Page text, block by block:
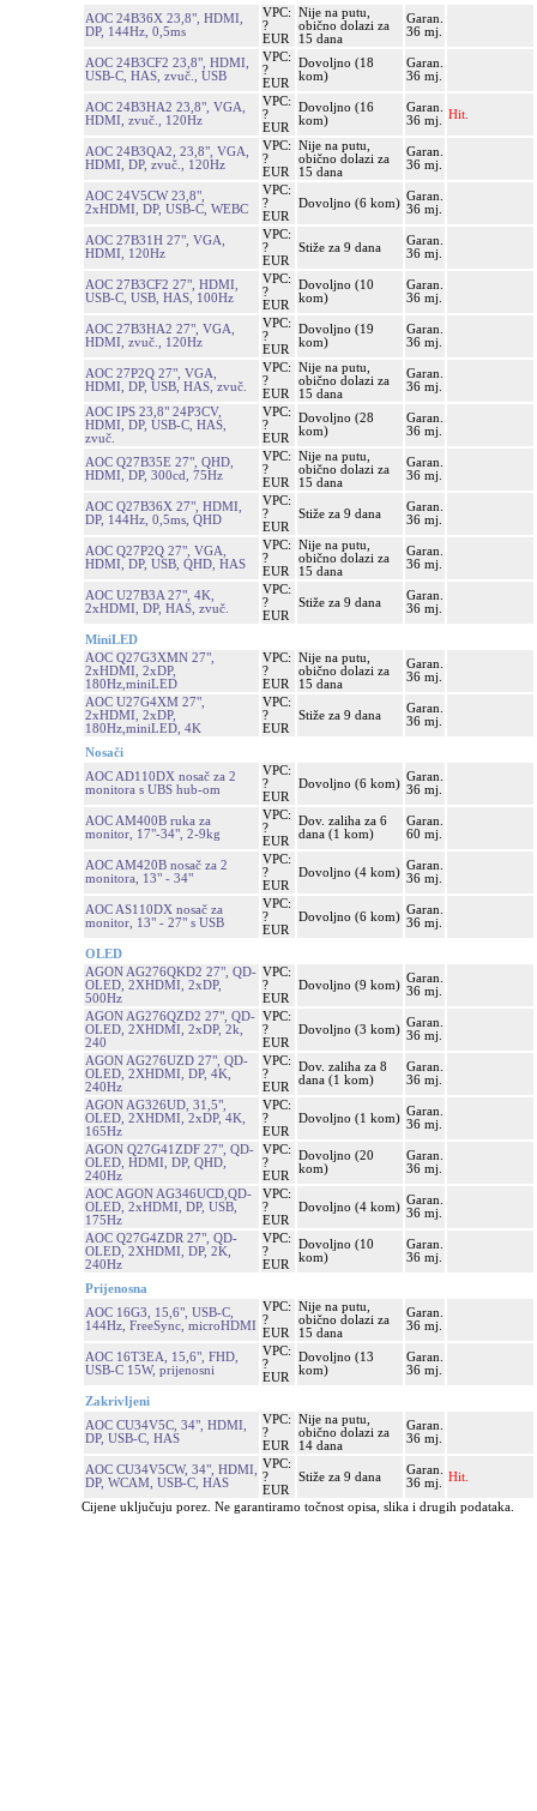
AOC 24B36X 23,8", HDMI,
DP, 144Hz, 0,5ms
VPC:
?
EUR
Nije na putu,
obično dolazi za
15 dana
Garan.
36 mj.
AOC 24B3CF2 23,8", HDMI,
USB-C, HAS, zvuč., USB
VPC:
?
EUR
Dovoljno (18
kom)
Garan.
36 mj.
AOC 24B3HA2 23,8", VGA,
HDMI, zvuč., 120Hz
VPC:
?
EUR
Dovoljno (16
kom)
Garan.
36 mj.
Hit.
AOC 24B3QA2, 23,8", VGA,
HDMI, DP, zvuč., 120Hz
VPC:
?
EUR
Nije na putu,
obično dolazi za
15 dana
Garan.
36 mj.
AOC 24V5CW 23,8",
2xHDMI, DP, USB-C, WEBC
VPC:
?
EUR
Dovoljno (6 kom)
Garan.
36 mj.
AOC 27B31H 27", VGA,
HDMI, 120Hz
VPC:
?
EUR
Stiže za 9 dana
Garan.
36 mj.
AOC 27B3CF2 27", HDMI,
USB-C, USB, HAS, 100Hz
VPC:
?
EUR
Dovoljno (10
kom)
Garan.
36 mj.
AOC 27B3HA2 27", VGA,
HDMI, zvuč., 120Hz
VPC:
?
EUR
Dovoljno (19
kom)
Garan.
36 mj.
AOC 27P2Q 27", VGA,
HDMI, DP, USB, HAS, zvuč.
VPC:
?
EUR
Nije na putu,
obično dolazi za
15 dana
Garan.
36 mj.
AOC IPS 23,8" 24P3CV,
HDMI, DP, USB-C, HAS,
zvuč.
VPC:
?
EUR
Dovoljno (28
kom)
Garan.
36 mj.
AOC Q27B35E 27", QHD,
HDMI, DP, 300cd, 75Hz
VPC:
?
EUR
Nije na putu,
obično dolazi za
15 dana
Garan.
36 mj.
AOC Q27B36X 27", HDMI,
DP, 144Hz, 0,5ms, QHD
VPC:
?
EUR
Stiže za 9 dana
Garan.
36 mj.
AOC Q27P2Q 27", VGA,
HDMI, DP, USB, QHD, HAS
VPC:
?
EUR
Nije na putu,
obično dolazi za
15 dana
Garan.
36 mj.
AOC U27B3A 27", 4K,
2xHDMI, DP, HAS, zvuč.
VPC:
?
EUR
Stiže za 9 dana
Garan.
36 mj.
MiniLED
AOC Q27G3XMN 27",
2xHDMI, 2xDP,
180Hz,miniLED
VPC:
?
EUR
Nije na putu,
obično dolazi za
15 dana
Garan.
36 mj.
AOC U27G4XM 27",
2xHDMI, 2xDP,
180Hz,miniLED, 4K
VPC:
?
EUR
Stiže za 9 dana
Garan.
36 mj.
Nosači
AOC AD110DX nosač za 2
monitora s UBS hub-om
VPC:
?
EUR
Dovoljno (6 kom)
Garan.
36 mj.
AOC AM400B ruka za
monitor, 17"-34", 2-9kg
VPC:
?
EUR
Dov. zaliha za 6
dana (1 kom)
Garan.
60 mj.
AOC AM420B nosač za 2
monitora, 13" - 34"
VPC:
?
EUR
Dovoljno (4 kom)
Garan.
36 mj.
AOC AS110DX nosač za
monitor, 13" - 27" s USB
VPC:
?
EUR
Dovoljno (6 kom)
Garan.
36 mj.
OLED
AGON AG276QKD2 27", QD-
OLED, 2XHDMI, 2xDP,
500Hz
VPC:
?
EUR
Dovoljno (9 kom)
Garan.
36 mj.
AGON AG276QZD2 27", QD-
OLED, 2XHDMI, 2xDP, 2k,
240
VPC:
?
EUR
Dovoljno (3 kom)
Garan.
36 mj.
AGON AG276UZD 27", QD-
OLED, 2XHDMI, DP, 4K,
240Hz
VPC:
?
EUR
Dov. zaliha za 8
dana (1 kom)
Garan.
36 mj.
AGON AG326UD, 31,5",
OLED, 2XHDMI, 2xDP, 4K,
165Hz
VPC:
?
EUR
Dovoljno (1 kom)
Garan.
36 mj.
AGON Q27G41ZDF 27", QD-
OLED, HDMI, DP, QHD,
240Hz
VPC:
?
EUR
Dovoljno (20
kom)
Garan.
36 mj.
AOC AGON AG346UCD,QD-
OLED, 2xHDMI, DP, USB,
175Hz
VPC:
?
EUR
Dovoljno (4 kom)
Garan.
36 mj.
AOC Q27G4ZDR 27", QD-
OLED, 2XHDMI, DP, 2K,
240Hz
VPC:
?
EUR
Dovoljno (10
kom)
Garan.
36 mj.
Prijenosna
AOC 16G3, 15,6", USB-C,
144Hz, FreeSync, microHDMI
VPC:
?
EUR
Nije na putu,
obično dolazi za
15 dana
Garan.
36 mj.
AOC 16T3EA, 15,6", FHD,
USB-C 15W, prijenosni
VPC:
?
EUR
Dovoljno (13
kom)
Garan.
36 mj.
Zakrivljeni
AOC CU34V5C, 34", HDMI,
DP, USB-C, HAS
VPC:
?
EUR
Nije na putu,
obično dolazi za
14 dana
Garan.
36 mj.
AOC CU34V5CW, 34", HDMI,
DP, WCAM, USB-C, HAS
VPC:
?
EUR
Stiže za 9 dana
Garan.
36 mj.
Hit.
Cijene uključuju porez. Ne garantiramo točnost opisa, slika i drugih podataka.